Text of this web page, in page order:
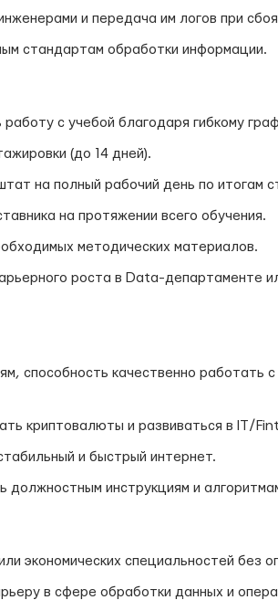
и передача им логов при
стандартам обработки информации.
с учебой благодаря гибкому
(до 14 дней).
на полный рабочий день по итогам
на протяжении всего обучения.
методических материалов.
роста в Data-департаменте
способность качественно работать
криптовалюты и развиваться в IT/
и быстрый интернет.
должностным инструкциям и
экономических специальностей без
в сфере обработки данных и